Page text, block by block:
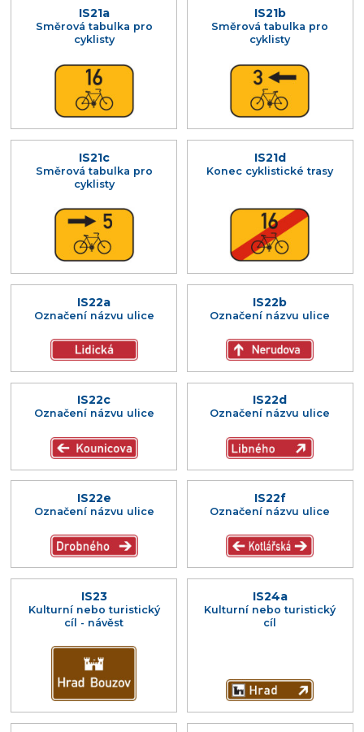
IS21a
Směrová tabulka pro
cyklisty
IS21b
Směrová tabulka pro
cyklisty
IS21c
Směrová tabulka pro
cyklisty
IS21d
Konec cyklistické trasy
IS22a
Označení názvu ulice
IS22b
Označení názvu ulice
IS22c
Označení názvu ulice
IS22d
Označení názvu ulice
IS22e
Označení názvu ulice
IS22f
Označení názvu ulice
IS23
Kulturní nebo turistický
cíl - návěst
IS24a
Kulturní nebo turistický
cíl